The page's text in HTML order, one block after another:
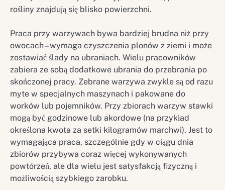
rośliny znajdują się blisko powierzchni.
Praca przy warzywach bywa bardziej brudna niż przy
owocach – wymaga czyszczenia plonów z ziemi i może
zostawiać ślady na ubraniach. Wielu pracowników
zabiera ze sobą dodatkowe ubrania do przebrania po
skończonej pracy. Zebrane warzywa zwykle są od razu
myte w specjalnych maszynach i pakowane do
worków lub pojemników. Przy zbiorach warzyw stawki
mogą być godzinowe lub akordowe (na przykład
określona kwota za setki kilogramów marchwi). Jest to
wymagająca praca, szczególnie gdy w ciągu dnia
zbiorów przybywa coraz więcej wykonywanych
powtórzeń, ale dla wielu jest satysfakcją fizyczną i
możliwością szybkiego zarobku.